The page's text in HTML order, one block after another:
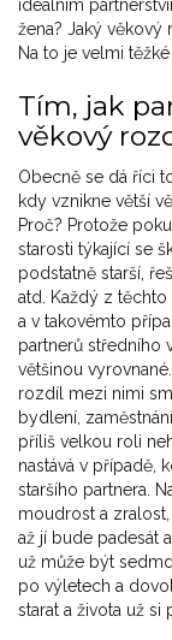
ideálním
žena? Jaký věkový
Na to je velmi
Tím, jak
věkový
Obecně se dá říci
kdy vznikne větší
Proč? Protože
starosti týkající se
podstatně starší,
atd. Každý z
a v takovémto
partnerů středního
většinou
rozdíl mezi nimi
bydlení,
příliš velkou roli
nastává v případě,
staršího partnera.
moudrost a
až jí bude padesát
už může být
po výletech a
starat a života už si